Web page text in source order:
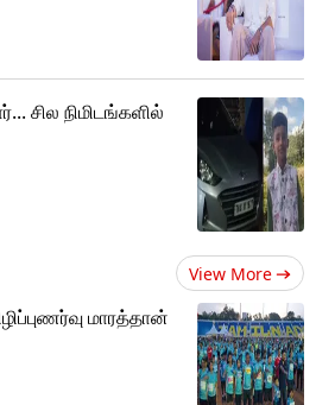
சில நிமிடங்களில்
View More
மாரத்தான்